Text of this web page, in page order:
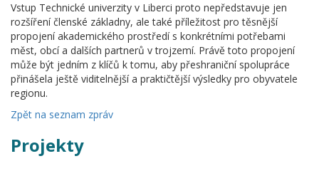
Vstup Technické univerzity v Liberci proto nepředstavuje jen
rozšíření členské základny, ale také příležitost pro těsnější
propojení akademického prostředí s konkrétními potřebami
měst, obcí a dalších partnerů v trojzemí. Právě toto propojení
může být jedním z klíčů k tomu, aby přeshraniční spolupráce
přinášela ještě viditelnější a praktičtější výsledky pro obyvatele
regionu.
Zpět na seznam zpráv
Projekty